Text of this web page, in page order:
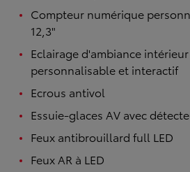
Compteur numérique
12,3"
Eclairage d'ambiance intérieur
personnalisable et interactif
Ecrous antivol
Essuie-glaces AV avec
Feux antibrouillard full LED
Feux AR à LED